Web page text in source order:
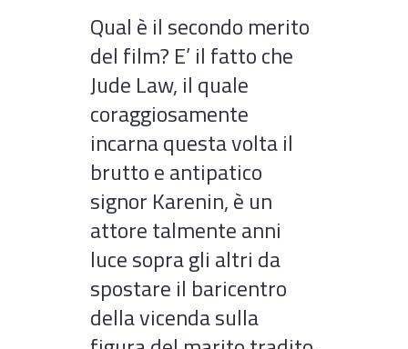
Qual è il secondo merito
del film? E’ il fatto che
Jude Law, il quale
coraggiosamente
incarna questa volta il
brutto e antipatico
signor Karenin, è un
attore talmente anni
luce sopra gli altri da
spostare il baricentro
della vicenda sulla